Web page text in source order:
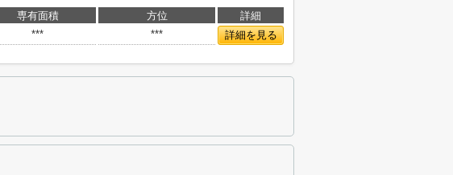
専有面積 方位
詳細
*** *** 詳細を見る